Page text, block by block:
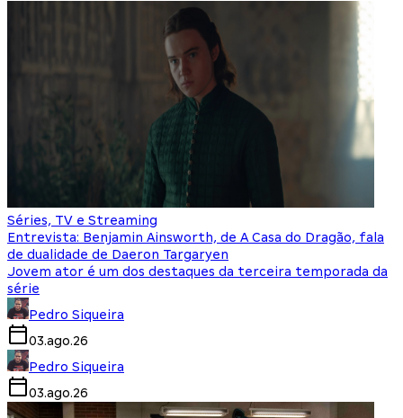
Séries, TV e Streaming
Entrevista: Benjamin Ainsworth, de A Casa do Dragão, fala
de dualidade de Daeron Targaryen
Jovem ator é um dos destaques da terceira temporada da
série
Pedro Siqueira
03.ago.26
Pedro Siqueira
03.ago.26